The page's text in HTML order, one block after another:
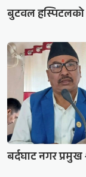
बुटवल हस्पिटलको
बर्दघाट नगर